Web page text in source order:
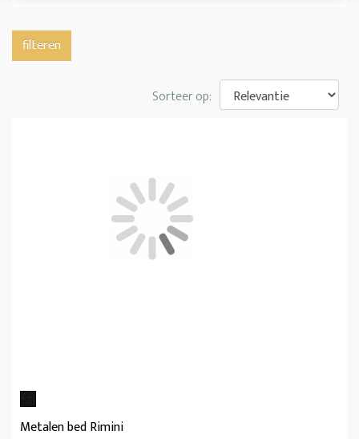
filteren
Sorteer op:
Metalen bed Rimini